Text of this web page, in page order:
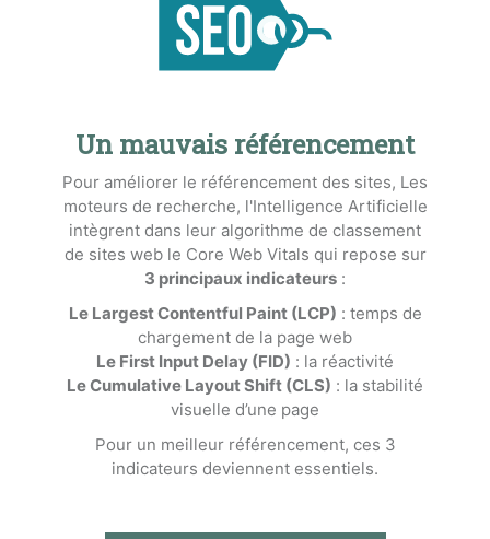
Un mauvais référencement
Pour améliorer le référencement des sites, Les
moteurs de recherche, l'Intelligence Artificielle
intègrent dans leur algorithme de classement
de sites web le Core Web Vitals qui repose sur
3 principaux indicateurs :
Le Largest Contentful Paint (LCP) : temps de
chargement de la page web
Le First Input Delay (FID) : la réactivité
Le Cumulative Layout Shift (CLS) : la stabilité
visuelle d’une page
Pour un meilleur référencement, ces 3
indicateurs deviennent essentiels.